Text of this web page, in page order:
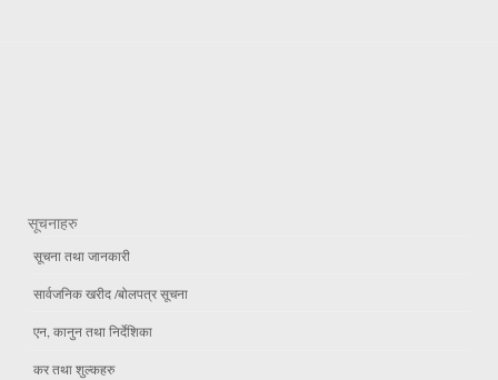
सूचनाहरु
सूचना तथा जानकारी
सार्वजनिक खरीद /बोलपत्र सूचना
एन, कानुन तथा निर्देशिका
कर तथा शुल्कहरु